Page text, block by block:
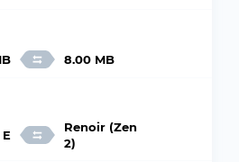
8.00 MB
Renoir (Zen
2)